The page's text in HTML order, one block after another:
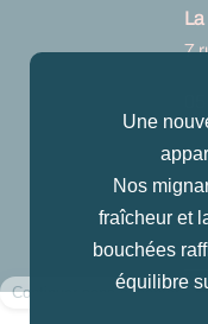
7
Une
Nos
fraîcheur et
bouchées
équilibre